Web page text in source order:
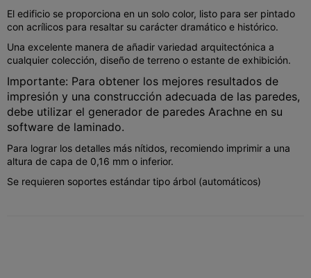
El edificio se proporciona en un solo color, listo para ser pintado
con acrílicos para resaltar su carácter dramático e histórico.
Una excelente manera de añadir variedad arquitectónica a
cualquier colección, diseño de terreno o estante de exhibición.
Importante: Para obtener los mejores resultados de
impresión y una construcción adecuada de las paredes,
debe utilizar el generador de paredes Arachne en su
software de laminado.
Para lograr los detalles más nítidos, recomiendo imprimir a una
altura de capa de 0,16 mm o inferior.
Se requieren soportes estándar tipo árbol (automáticos)